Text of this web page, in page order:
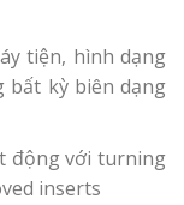
tiện, hình dạng
bất kỳ biên dạng
động với turning
inserts